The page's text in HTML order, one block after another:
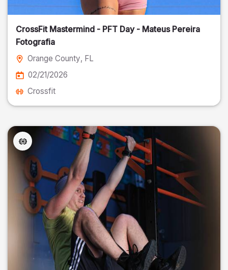
CrossFit Mastermind - PFT Day - Mateus Pereira
Fotografia
Orange County, FL
02/21/2026
Crossfit